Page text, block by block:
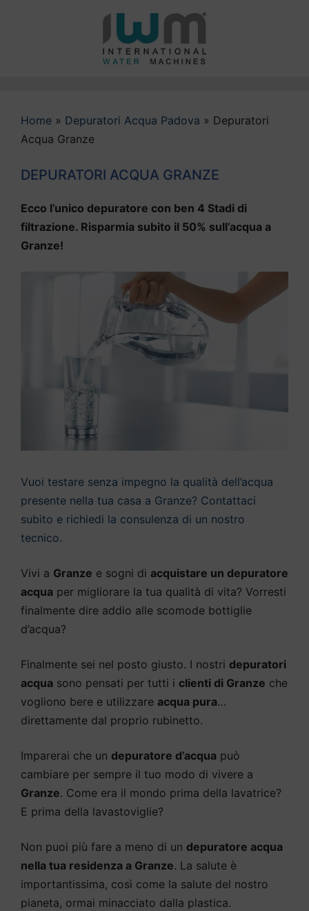
Home » Depuratori Acqua Padova » Depuratori
Acqua Granze
DEPURATORI ACQUA GRANZE
Ecco l’unico depuratore con ben 4 Stadi di
filtrazione. Risparmia subito il 50% sull’acqua a
Granze!
Vuoi testare senza impegno la qualità dell’acqua
presente nella tua casa a Granze? Contattaci
subito e richiedi la consulenza di un nostro
tecnico.
Vivi a Granze e sogni di acquistare un depuratore
acqua per migliorare la tua qualità di vita? Vorresti
finalmente dire addio alle scomode bottiglie
d’acqua?
Finalmente sei nel posto giusto. I nostri depuratori
acqua sono pensati per tutti i clienti di Granze che
vogliono bere e utilizzare acqua pura…
direttamente dal proprio rubinetto.
Imparerai che un depuratore d’acqua può
cambiare per sempre il tuo modo di vivere a
Granze. Come era il mondo prima della lavatrice?
E prima della lavastoviglie?
Non puoi più fare a meno di un depuratore acqua
nella tua residenza a Granze. La salute è
importantissima, così come la salute del nostro
pianeta, ormai minacciato dalla plastica.